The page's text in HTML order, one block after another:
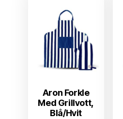
Aron Forkle
Med Grillvott,
Blå/Hvit